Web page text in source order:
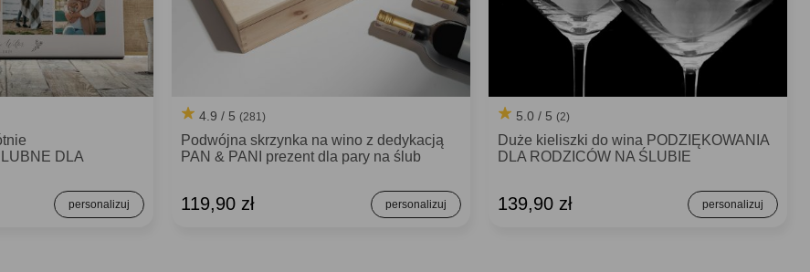
DLA
4.9 / 5 (281)
Podwójna skrzynka na wino z dedykacją
PAN & PANI prezent dla pary na ślub
119,90 zł
5.0 / 5 (2)
Duże kieliszki do wina PODZIĘKOWANIA
DLA RODZICÓW NA ŚLUBIE
139,90 zł